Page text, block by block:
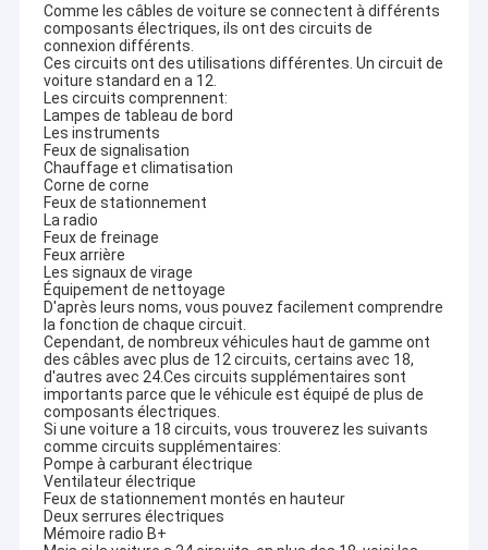
Comme les câbles de voiture se connectent à différents
composants électriques, ils ont des circuits de
connexion différents.
Ces circuits ont des utilisations différentes. Un circuit de
voiture standard en a 12.
Les circuits comprennent:
Lampes de tableau de bord
Les instruments
Feux de signalisation
Chauffage et climatisation
Corne de corne
Feux de stationnement
La radio
Feux de freinage
Feux arrière
Les signaux de virage
Équipement de nettoyage
D'après leurs noms, vous pouvez facilement comprendre
la fonction de chaque circuit.
Cependant, de nombreux véhicules haut de gamme ont
des câbles avec plus de 12 circuits, certains avec 18,
d'autres avec 24.Ces circuits supplémentaires sont
importants parce que le véhicule est équipé de plus de
composants électriques.
Si une voiture a 18 circuits, vous trouverez les suivants
comme circuits supplémentaires:
Pompe à carburant électrique
Ventilateur électrique
Feux de stationnement montés en hauteur
Deux serrures électriques
Mémoire radio B+